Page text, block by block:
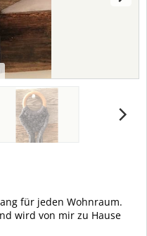
für jeden Wohnraum.
wird von mir zu Hause